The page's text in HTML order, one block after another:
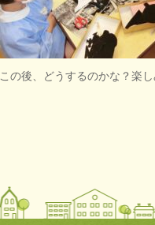
この後、どうするのかな？楽